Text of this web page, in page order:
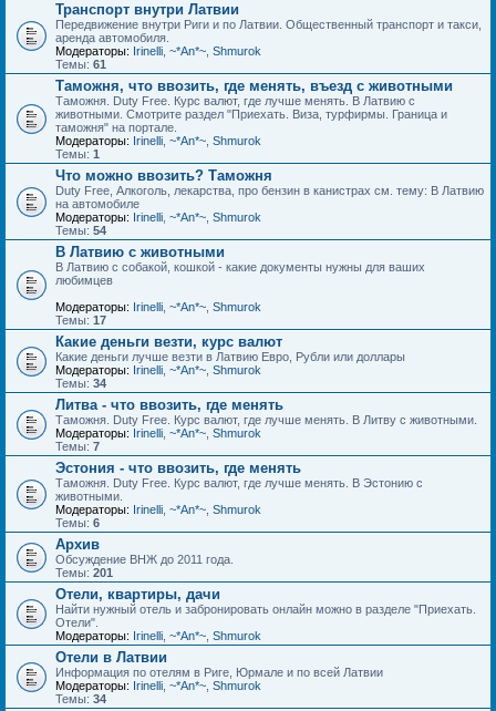
Транспорт внутри Латвии
Передвижение внутри Риги и по Латвии. Общественный транспорт и такси,
аренда автомобиля.
Модераторы: Irinelli ~*An*~ Shmurok
Темы: 61
Таможня, что ввозить, где менять, въезд с животными
Таможня. Duty Free. Курс валют, где лучше менять. В Латвию с
животными. Смотрите раздел "Приехать. Виза, турфирмы. Граница и
таможня" на портале.
Модераторы: Irinelli ~*An*~ Shmurok
Темы: 1
Что можно ввозить? Таможня
Duty Free, Алкоголь, лекарства, про бензин в канистрах см. тему: В Латвию
на автомобиле
Модераторы: Irinelli ~*An*~ Shmurok
Темы: 54
В Латвию с животными
В Латвию с собакой, кошкой - какие документы нужны для ваших
любимцев
Модераторы: Irinelli ~*An*~ Shmurok
Темы: 17
Какие деньги везти, курс валют
Какие деньги лучше везти в Латвию Евро, Рубли или доллары
Модераторы: Irinelli ~*An*~ Shmurok
Темы: 34
Литва - что ввозить, где менять
Таможня. Duty Free. Курс валют, где лучше менять. В Литву с животными.
Модераторы: Irinelli ~*An*~ Shmurok
Темы: 7
Эстония - что ввозить, где менять
Таможня. Duty Free. Курс валют, где лучше менять. В Эстонию с
животными.
Модераторы: Irinelli ~*An*~ Shmurok
Темы: 6
Архив
Обсуждение ВНЖ до 2011 года.
Темы: 201
Отели, квартиры, дачи
Найти нужный отель и забронировать онлайн можно в разделе "Приехать.
Отели".
Модераторы: Irinelli ~*An*~ Shmurok
Отели в Латвии
Информация по отелям в Риге, Юрмале и по всей Латвии
Модераторы: Irinelli ~*An*~ Shmurok
Темы: 34